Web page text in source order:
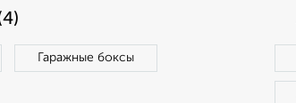
Гаражные боксы